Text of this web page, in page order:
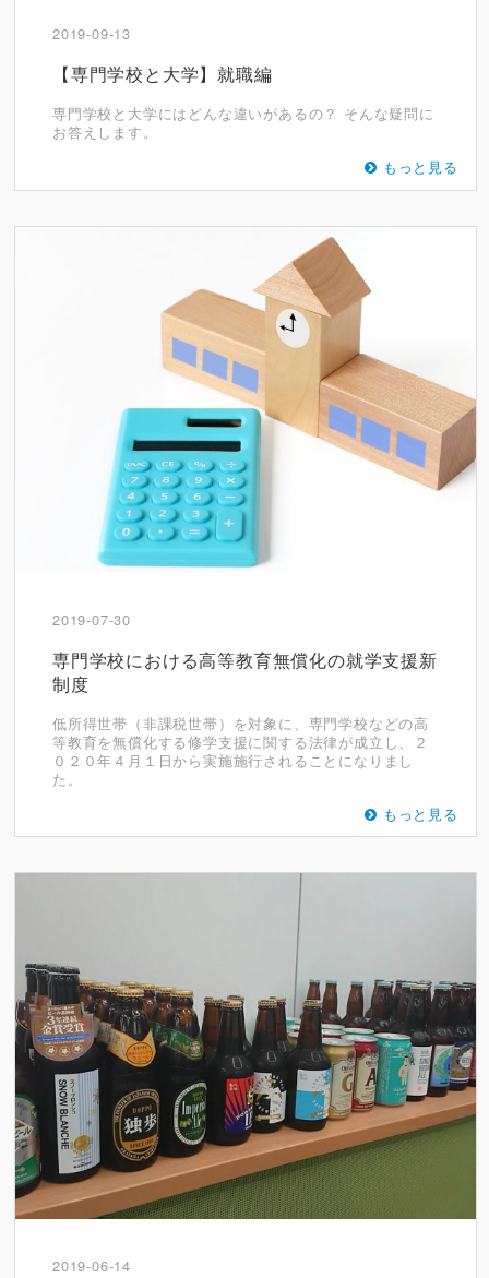
2019-09-13
【専門学校と大学】就職編
専門学校と大学にはどんな違いがあるの？ そんな疑問に
お答えします。
もっと見る
2019-07-30
専門学校における高等教育無償化の就学支援新
制度
低所得世帯（非課税世帯）を対象に、専門学校などの高
等教育を無償化する修学支援に関する法律が成立し、２
０２０年４月１日から実施施行されることになりまし
た。
もっと見る
2019-06-14